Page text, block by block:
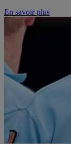
En savoir plus